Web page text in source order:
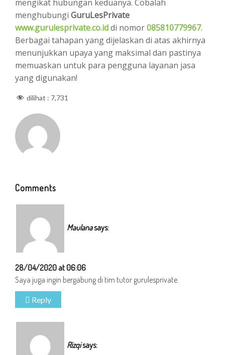
mengikat hubungan keduanya. Cobalah
menghubungi GuruLesPrivate
www.gurulesprivate.co.iddi nomor085810779967.
Berbagai tahapan yang dijelaskan di atas akhirnya
menunjukkan upaya yang maksimal dan pastinya
memuaskan untuk para pengguna layanan jasa
yang digunakan!
dilihat : 7,731
Comments
Maulanasays:
28/04/2020 at 06:06
Saya juga ingin bergabung di tim tutor gurulesprivate.
Reply
Rizqisays: